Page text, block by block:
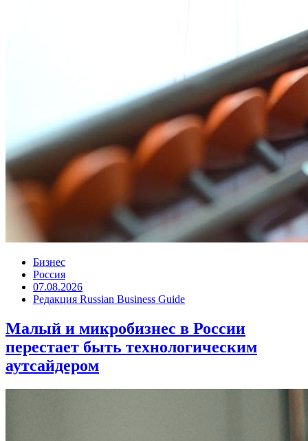
Бизнес
Россия
07.08.2026
Редакция Russian Business Guide
Малый и микробизнес в России
перестает быть технологическим
аутсайдером